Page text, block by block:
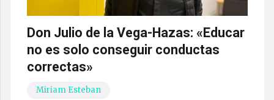
Don Julio de la Vega-Hazas: «Educar
no es solo conseguir conductas
correctas»
Miriam Esteban